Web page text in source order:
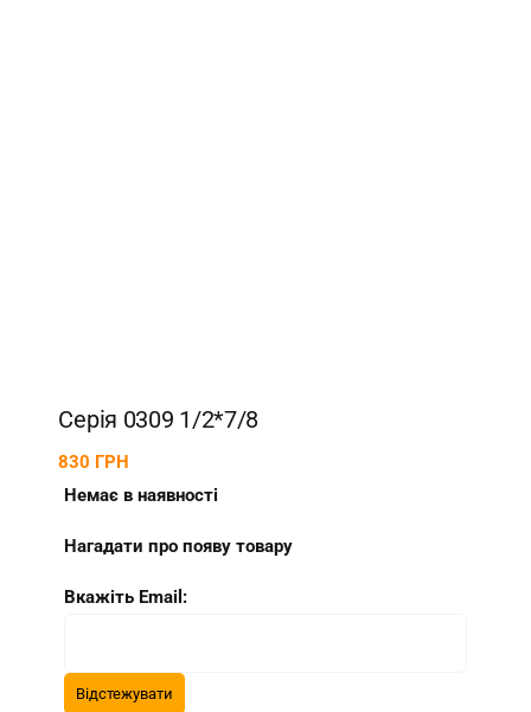
Серія 0309 1/2*7/8
830 ГРН
Немає в наявності
Нагадати про появу товару
Вкажіть Email: